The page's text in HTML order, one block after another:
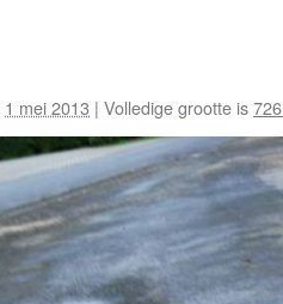
1 mei 2013 | Volledige grootte is